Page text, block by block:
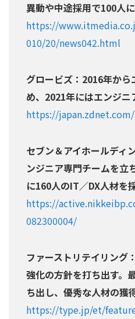
異動や中途採用で100人
https://
010/20/news042.html
グロービズ：2016年か
め、2021年にはエンジニ
https://
セブン＆アイホールディ
ンジニア専門チームを立
に160人のIT／DX人材を
https://
082300004/
ファーストリテイリング
強化の方針を打ち出す。
ち出し、優秀な人材の獲
https://type.jp/et/